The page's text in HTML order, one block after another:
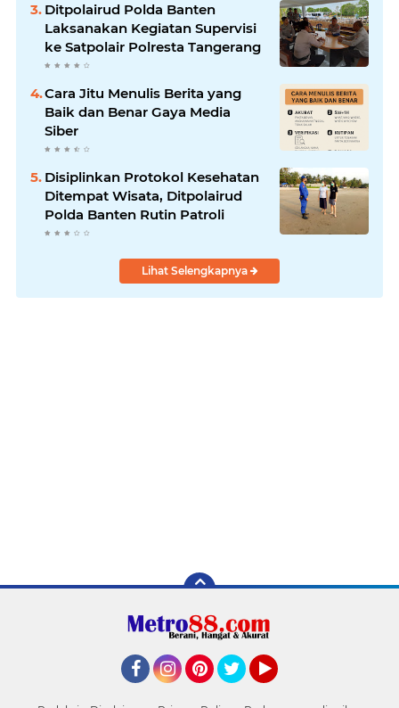
Ditpolairud Polda Banten
Laksanakan Kegiatan Supervisi
ke Satpolair Polresta Tangerang
Cara Jitu Menulis Berita yang
Baik dan Benar Gaya Media
Siber
Disiplinkan Protokol Kesehatan
Ditempat Wisata, Ditpolairud
Polda Banten Rutin Patroli
Lihat Selengkapnya